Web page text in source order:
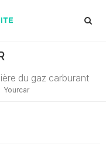
du gaz carburant
Yourcar